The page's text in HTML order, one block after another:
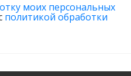
моих персональных
политикой обработки